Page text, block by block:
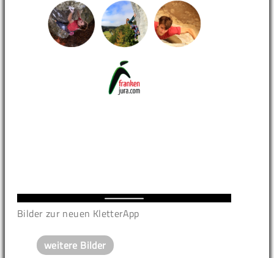
Bilder zur neuen KletterApp
weitere Bilder